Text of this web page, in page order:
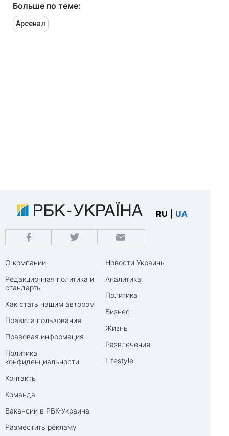
Больше по теме:
Арсенал
RU UA
О компании
Редакционная политика и
стандарты
Как стать нашим автором
Правила пользования
Правовая информация
Политика
конфиденциальности
Контакты
Команда
Вакансии в РБК-Украина
Разместить рекламу
Новости Украины
Аналитика
Политика
Бизнес
Жизнь
Развлечения
Lifestyle